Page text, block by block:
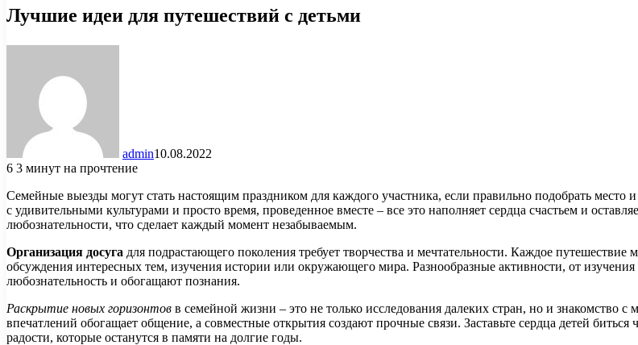
Лучшие идеи для путешествий с детьми
admin10.08.2022
6 3 минут на прочтение
Семейные выезды могут стать настоящим праздником для каждого участника, если правильно подобрать
с удивительными культурами и просто время, проведенное вместе – все это наполняет сердца счастьем и
любознательности, что сделает каждый момент незабываемым.
Организация досуга для подрастающего поколения требует творчества и мечтательности. Каждое
обсуждения интересных тем, изучения истории или окружающего мира. Разнообразные активности, от
любознательность и обогащают познания.
Раскрытие новых горизонтов в семейной жизни – это не только исследования далеких стран, но и
впечатлений обогащает общение, а совместные открытия создают прочные связи. Заставьте сердца детей
радости, которые останутся в памяти на долгие годы.